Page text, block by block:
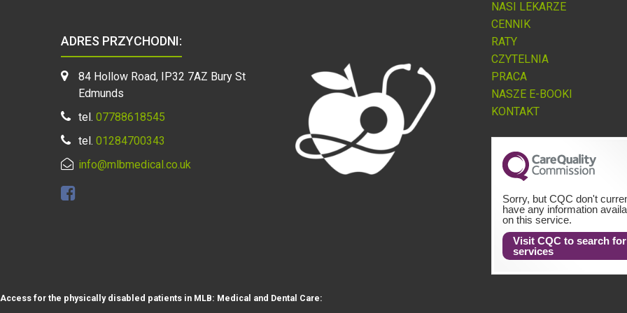
ADRES PRZYCHODNI:
84 Hollow Road, IP32 7AZ Bury St
Edmunds
tel. 07788618545
tel. 01284700343
info@mlbmedical.co.uk
NASI LEKARZE
CENNIK
RATY
CZYTELNIA
PRACA
NASZE E-BOOKI
KONTAKT
Sorry, but CQC don't
have any information
on this service.
Visit CQC to search for
services
Access for the physically disabled patients in MLB: Medical and Dental Care: